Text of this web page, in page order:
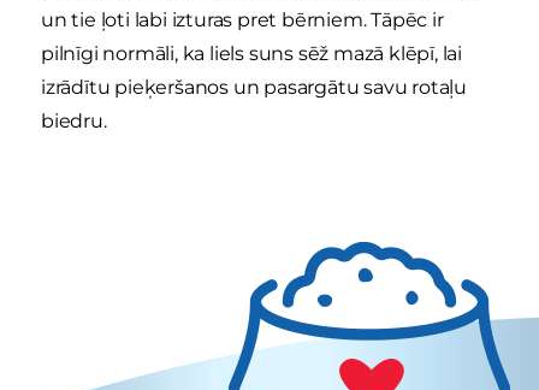
un tie ļoti labi izturas pret bērniem. Tāpēc ir
pilnīgi normāli, ka liels suns sēž mazā klēpī, lai
izrādītu pieķeršanos un pasargātu savu rotaļu
biedru.